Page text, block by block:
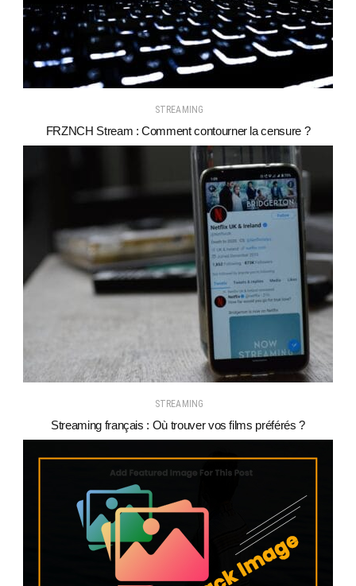
STREAMING
FRZNCH Stream : Comment contourner la censure ?
STREAMING
Streaming français : Où trouver vos films préférés ?